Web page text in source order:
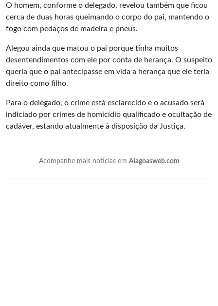
O homem, conforme o delegado, revelou também que ficou
cerca de duas horas queimando o corpo do pai, mantendo o
fogo com pedaços de madeira e pneus.
Alegou ainda que matou o pai porque tinha muitos
desentendimentos com ele por conta de herança. O suspeito
queria que o pai antecipasse em vida a herança que ele teria
direito como filho.
Para o delegado, o crime está esclarecido e o acusado será
indiciado por crimes de homicídio qualificado e ocultação de
cadáver, estando atualmente à disposição da Justiça.
Acompanhe mais notícias em Alagoasweb.com